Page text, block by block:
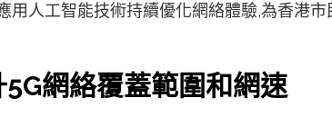
用人工智能技術持續優化網絡體驗,為香港
網絡覆蓋範圍和網速